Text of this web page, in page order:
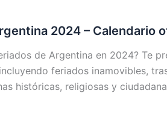
2024 – Calendario
de Argentina en 2024? Te
feriados inamovibles,
históricas, religiosas y